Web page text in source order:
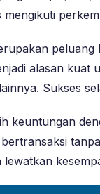
alasan kuat
Sukses
keuntungan